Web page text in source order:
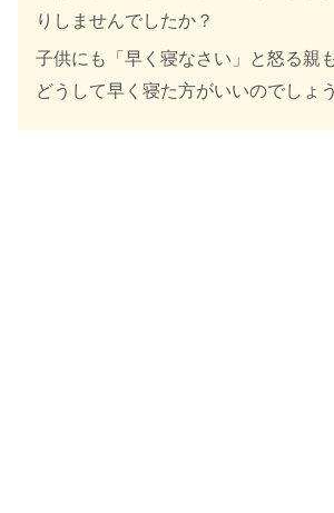
りしませんでしたか？
子供にも「早く寝なさい」と怒る親
どうして早く寝た方がいいのでしょ